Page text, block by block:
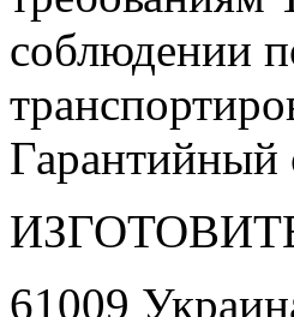
соблюдении
Гарантийный
61009